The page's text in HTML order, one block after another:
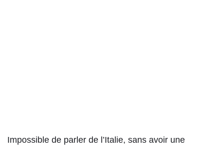
Impossible de parler de l’Italie, sans avoir une